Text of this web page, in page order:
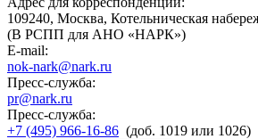
109240, Москва, Котельническая
(В РСПП для АНО «НАРК»)
E-mail:
nok-nark@nark.ru
Пресс-служба:
pr@nark.ru
Пресс-служба:
+7 (495) 966-16-86 (доб. 1019 или 1026)